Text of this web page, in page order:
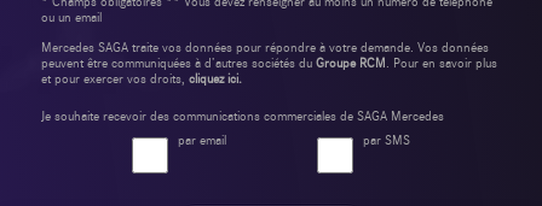
ou un email
Mercedes SAGA traite vos données pour répondre à votre demande. Vos données
peuvent être communiquées à d’autres sociétés du Groupe RCM. Pour en savoir plus
et pour exercer vos droits, cliquez ici.
Je souhaite recevoir des communications commerciales de SAGA Mercedes
par email
par SMS